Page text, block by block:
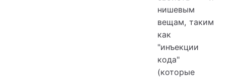
нишевым
вещам, таким
как
"инъекции
кода"
(которые